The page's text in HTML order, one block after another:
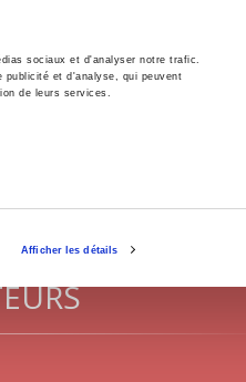
sociaux et d'analyser notre trafic.
publicité et d'analyse, qui peuvent
de leurs services.
Afficher les détails